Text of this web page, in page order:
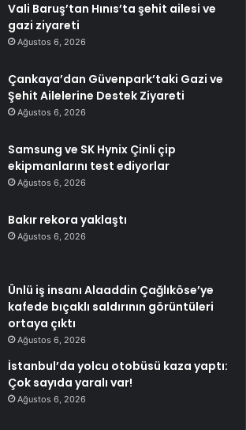
Vali Baruş’tan Hınıs’ta şehit ailesi ve
gazi ziyareti
Ağustos 6, 2026
Çankaya’dan Güvenpark’taki Gazi ve
Şehit Ailelerine Destek Ziyareti
Ağustos 6, 2026
Samsung ve SK Hynix Çinli çip
ekipmanlarını test ediyorlar
Ağustos 6, 2026
Bakır rekora yaklaştı
Ağustos 6, 2026
Ünlü iş insanı Alaaddin Çağlıköse’ye
kafede bıçaklı saldırının görüntüleri
ortaya çıktı
Ağustos 6, 2026
İstanbul’da yolcu otobüsü kaza yaptı:
Çok sayıda yaralı var!
Ağustos 6, 2026